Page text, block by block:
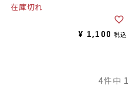
在庫切れ
¥ 1,100 税込
4件中 1